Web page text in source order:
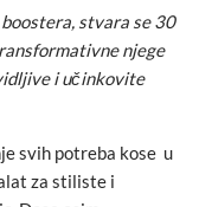
stvara se 30
njege
i učinkovite
svih potreba kose u
za stiliste i